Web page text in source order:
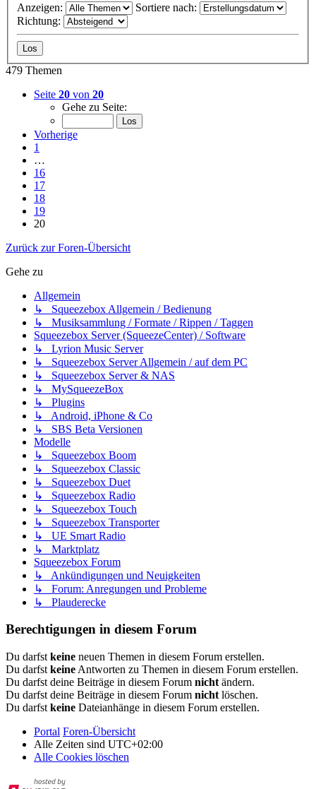
Anzeigen:
Sortiere nach:
Richtung:
479 Themen
Seite 20 von 20
Gehe zu Seite:
Vorherige
1
…
16
17
18
19
20
Zurück zur Foren-Übersicht
Gehe zu
Allgemein
↳ Squeezebox Allgemein / Bedienung
↳ Musiksammlung / Formate / Rippen / Taggen
Squeezebox Server (SqueezeCenter) / Software
↳ Lyrion Music Server
↳ Squeezebox Server Allgemein / auf dem PC
↳ Squeezebox Server & NAS
↳ MySqueezeBox
↳ Plugins
↳ Android, iPhone & Co
↳ SBS Beta Versionen
Modelle
↳ Squeezebox Boom
↳ Squeezebox Classic
↳ Squeezebox Duet
↳ Squeezebox Radio
↳ Squeezebox Touch
↳ Squeezebox Transporter
↳ UE Smart Radio
↳ Marktplatz
Squeezebox Forum
↳ Ankündigungen und Neuigkeiten
↳ Forum: Anregungen und Probleme
↳ Plauderecke
Berechtigungen in diesem Forum
Du darfst keine neuen Themen in diesem Forum erstellen.
Du darfst keine Antworten zu Themen in diesem Forum erstellen.
Du darfst deine Beiträge in diesem Forum nicht ändern.
Du darfst deine Beiträge in diesem Forum nicht löschen.
Du darfst keine Dateianhänge in diesem Forum erstellen.
Portal Foren-Übersicht
Alle Zeiten sind UTC+02:00
Alle Cookies löschen